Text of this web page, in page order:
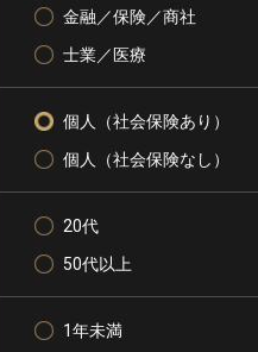
金融／保険／商社
士業／医療
個人（社会保険あり）
個人（社会保険なし）
20代
50代以上
1年未満